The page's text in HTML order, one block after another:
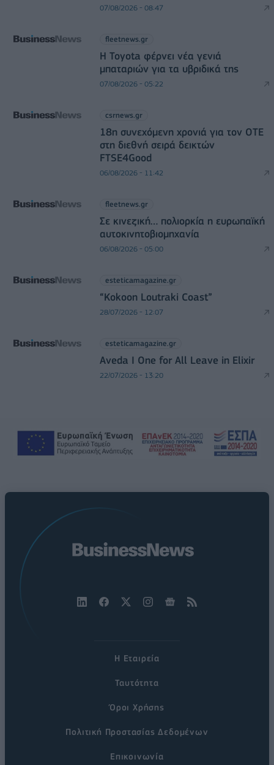
07/08/2026 - 08:47
fleetnews.gr
Η Toyota φέρνει νέα γενιά
μπαταριών για τα υβριδικά της
07/08/2026 - 05:22
csrnews.gr
18η συνεχόμενη χρονιά για τον ΟΤΕ
στη διεθνή σειρά δεικτών
FTSE4Good
06/08/2026 - 11:42
fleetnews.gr
Σε κινεζική… πολιορκία η ευρωπαϊκή
αυτοκινητοβιομηχανία
06/08/2026 - 05:00
esteticamagazine.gr
“Kokoon Loutraki Coast”
28/07/2026 - 12:07
esteticamagazine.gr
Aveda I One for All Leave in Elixir
22/07/2026 - 13:20
Η Εταιρεία
Ταυτότητα
Όροι Χρήσης
Πολιτική Προστασίας Δεδομένων
Επικοινωνία